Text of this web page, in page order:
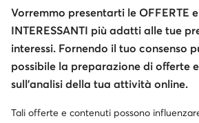
Vorremmo presentarti le OFFERTE
INTERESSANTI più adatti alle tue
interessi. Fornendo il tuo consenso
possibile la preparazione di offerte
sull’analisi della tua attività online.
Tali offerte e contenuti possono